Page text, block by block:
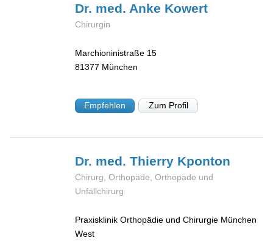
Dr. med. Anke Kowert
Chirurgin
Marchioninistraße 15
81377 München
Empfehlen Zum Profil
Dr. med. Thierry Kponton
Chirurg, Orthopäde, Orthopäde und
Unfallchirurg
Praxisklinik Orthopädie und Chirurgie München
West